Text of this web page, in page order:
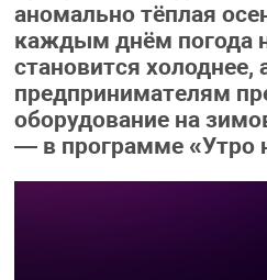
аномально тёплая
каждым днём погода
становится холоднее,
предпринимателям
оборудование на
— в программе «Утро